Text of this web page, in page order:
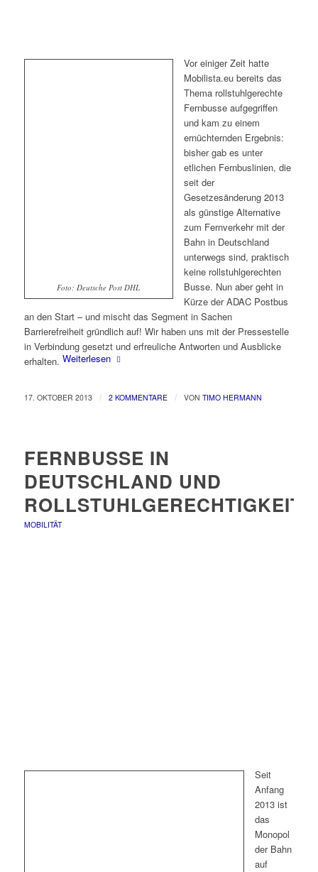
Foto: Deutsche Post DHL
Vor einiger Zeit hatte
Mobilista.eu bereits das
Thema rollstuhlgerechte
Fernbusse aufgegriffen
und kam zu einem
ernüchternden Ergebnis:
bisher gab es unter
etlichen Fernbuslinien, die
seit der
Gesetzesänderung 2013
als günstige Alternative
zum Fernverkehr mit der
Bahn in Deutschland
unterwegs sind, praktisch
keine rollstuhlgerechten
Busse. Nun aber geht in
Kürze der ADAC Postbus
an den Start – und mischt das Segment in Sachen
Barrierefreiheit gründlich auf! Wir haben uns mit der Pressestelle
in Verbindung gesetzt und erfreuliche Antworten und Ausblicke
erhalten. Weiterlesen
17. OKTOBER 2013 / 2 KOMMENTARE / VON TIMO HERMANN
FERNBUSSE IN
DEUTSCHLAND UND
ROLLSTUHLGERECHTIGKEIT
MOBILITÄT
Seit
Anfang
2013 ist
das
Monopol
der Bahn
auf